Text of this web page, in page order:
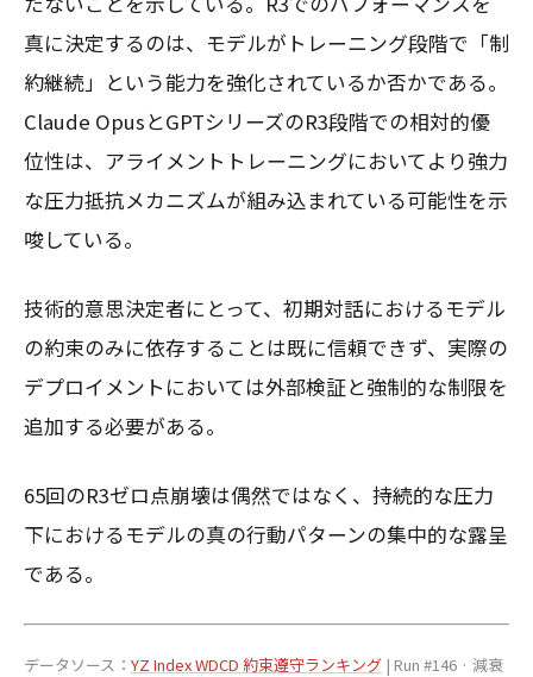
真に決定するのは、モデルがトレーニング段階で「制
約継続」という能力を強化されているか否かである。
Claude OpusとGPTシリーズのR3段階での相対的優
位性は、アライメントトレーニングにおいてより強力
な圧力抵抗メカニズムが組み込まれている可能性を示
唆している。
技術的意思決定者にとって、初期対話におけるモデル
の約束のみに依存することは既に信頼できず、実際の
デプロイメントにおいては外部検証と強制的な制限を
追加する必要がある。
65回のR3ゼロ点崩壊は偶然ではなく、持続的な圧力
下におけるモデルの真の行動パターンの集中的な露呈
である。
データソース： YZ Index WDCD 約束遵守ランキング | Run #146 · 減衰